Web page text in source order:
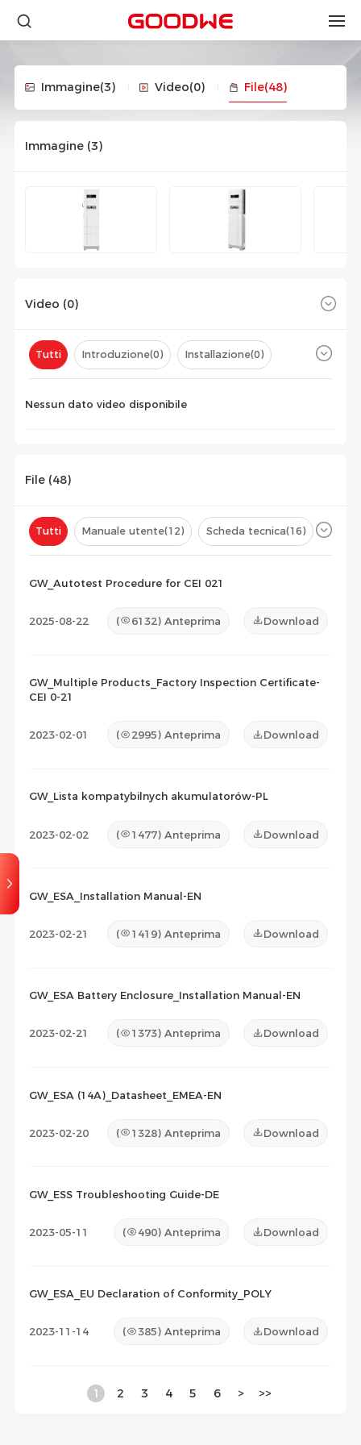
Immagine(3) Video(0) File(48)
Immagine (3)
Video (0)
Tutti Introduzione(0) Installazione(0)
Nessun dato video disponibile
File (48)
Tutti Manuale utente(12) Scheda tecnica(16)
GW_Autotest Procedure for CEI 021
2025-08-22 ( 6132) Anteprima Download
GW_Multiple Products_Factory Inspection Certificate-
CEI 0-21
2023-02-01 ( 2995) Anteprima Download
GW_Lista kompatybilnych akumulatorów-PL
2023-02-02 ( 1477) Anteprima Download
GW_ESA_Installation Manual-EN
2023-02-21 ( 1419) Anteprima Download
GW_ESA Battery Enclosure_Installation Manual-EN
2023-02-21 ( 1373) Anteprima Download
GW_ESA (14A)_Datasheet_EMEA-EN
2023-02-20 ( 1328) Anteprima Download
GW_ESS Troubleshooting Guide-DE
2023-05-11 ( 490) Anteprima Download
GW_ESA_EU Declaration of Conformity_POLY
2023-11-14 ( 385) Anteprima Download
1 2 3 4 5 6 > >>